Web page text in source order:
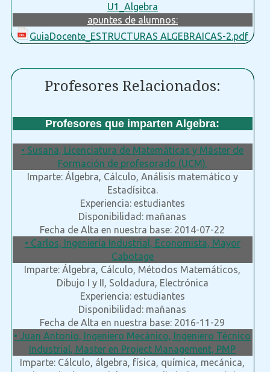
U1_Algebra
apuntes de alumnos:
GuiaDocente_ESTRUCTURAS ALGEBRAICAS-2.pdf
Profesores Relacionados:
Profesores que imparten Algebra:
• Susana, Licenciatura de Matemáticas y Máster de
Formación de profesorado (UCM).
Imparte: Álgebra, Cálculo, Análisis matemático y
Estadísitca.
Experiencia: estudiantes
Disponibilidad: mañanas
Fecha de Alta en nuestra base: 2014-07-22
• Carlos, Ingeniería Industrial, Economista, Mayor
Cabotage
Imparte: Álgebra, Cálculo, Métodos Matemáticos,
Dibujo I y II, Soldadura, Electrónica
Experiencia: estudiantes
Disponibilidad: mañanas
Fecha de Alta en nuestra base: 2016-11-29
• Juan Antonio, Ingeniero Mecánico, Ingeniero Técnico
Industrial, Master en Project Management, PMP
Imparte: Cálculo, álgebra, física, química, mecánica,